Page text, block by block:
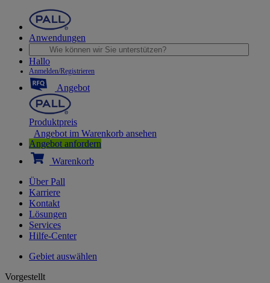
Anwendungen
Hallo
Anmelden/Registrieren
Angebot
Produktpreis
Angebot im Warenkorb ansehen
Angebot anfordern
Warenkorb
Über Pall
Karriere
Kontakt
Lösungen
Services
Hilfe-Center
Gebiet auswählen
Vorgestellt